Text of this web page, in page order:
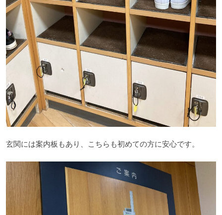
玄関には案内板もあり、こちらも初めての方に安心です。